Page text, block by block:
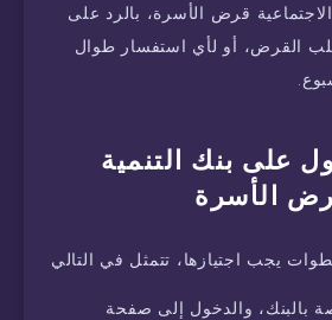
الاجتماعية قرض الأسرة، بالرد على
القرض، أو لأي استفسار طوال
على بنك التنمية
الأسرة
يجب اجتيازها، تتمثل في التالي
بالبنك، والدخول إلى صفحة